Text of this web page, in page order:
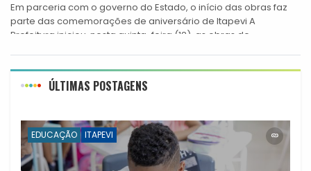
Em parceria com o governo do Estado, o início das obras faz
parte das comemorações de aniversário de Itapevi A
Prefeitura iniciou, nesta quinta-feira (12), as obras de
ÚLTIMAS POSTAGENS
EDUCAÇÃO ITAPEVI